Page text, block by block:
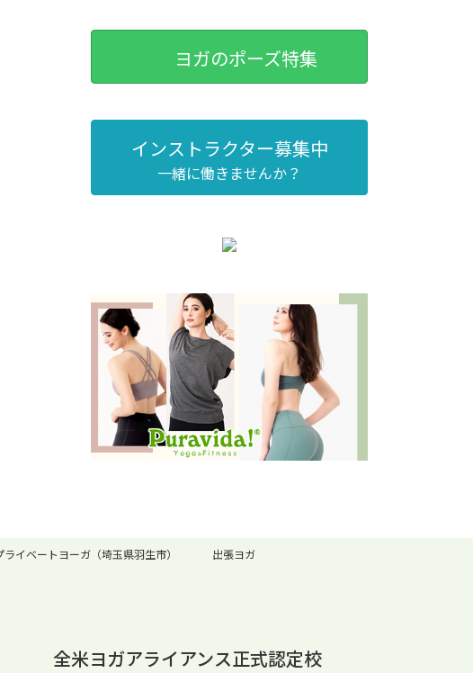
ヨガのポーズ特集
インストラクター募集中
一緒に働きませんか？
ライベートヨーガ（埼玉県羽生市） 出張ヨガ
全米ヨガアライアンス正式認定校